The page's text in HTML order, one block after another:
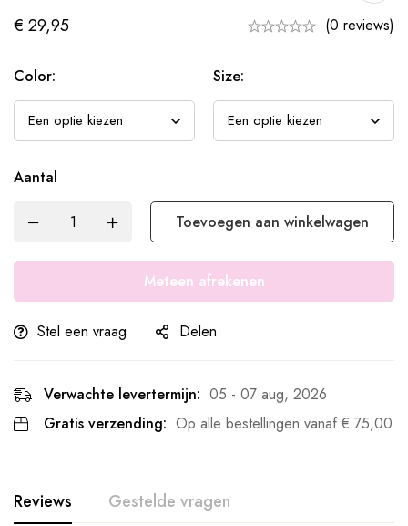
€ 29,95 (0 reviews)
Color: Size:
Aantal
Toevoegen aan winkelwagen
Meteen afrekenen
Stel een vraag Delen
Verwachte levertermijn: 05 - 07 aug, 2026
Gratis verzending: Op alle bestellingen vanaf € 75,00
Reviews Gestelde vragen